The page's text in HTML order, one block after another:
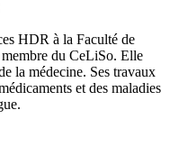
HDR à la Faculté de
du CeLiSo. Elle
la médecine. Ses travaux
et des maladies